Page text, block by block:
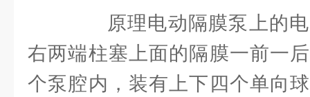
原理电动隔膜泵上的电
右两端柱塞上面的隔膜一前一
个泵腔内，装有上下四个单向